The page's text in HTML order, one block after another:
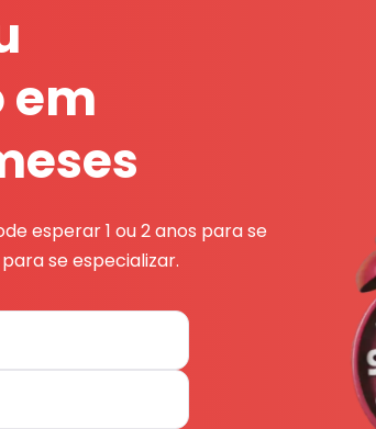
em
esperar 1 ou 2 anos para se
se especializar.